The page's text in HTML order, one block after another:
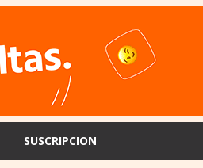
SUSCRIPCION